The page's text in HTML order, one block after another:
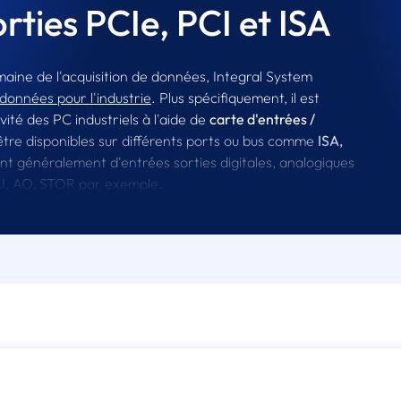
PCIe, PCI et ISA
de l'acquisition de données, Integral System
pour l'industrie. Plus spécifiquement, il est
des PC industriels à l'aide de carte d'entrées /
disponibles sur différents ports ou bus comme ISA,
généralement d'entrées sorties digitales, analogiques
AO, STOR par exemple.